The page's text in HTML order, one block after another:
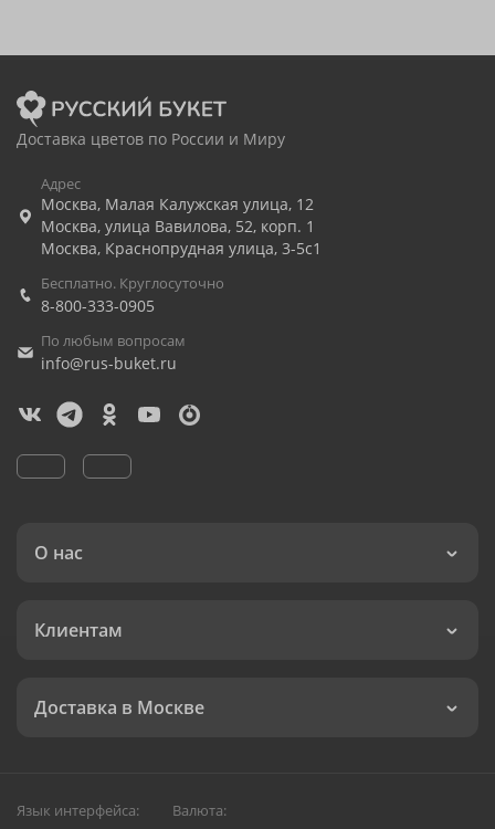
Доставка цветов по России и Миру
Адрес
Москва, Малая Калужская улица, 12
Москва, улица Вавилова, 52, корп. 1
Москва, Краснопрудная улица, 3-5с1
Бесплатно. Круглосуточно
8-800-333-0905
По любым вопросам
info@rus-buket.ru
О нас
Клиентам
Доставка в Москве
Язык интерфейса: Валюта: